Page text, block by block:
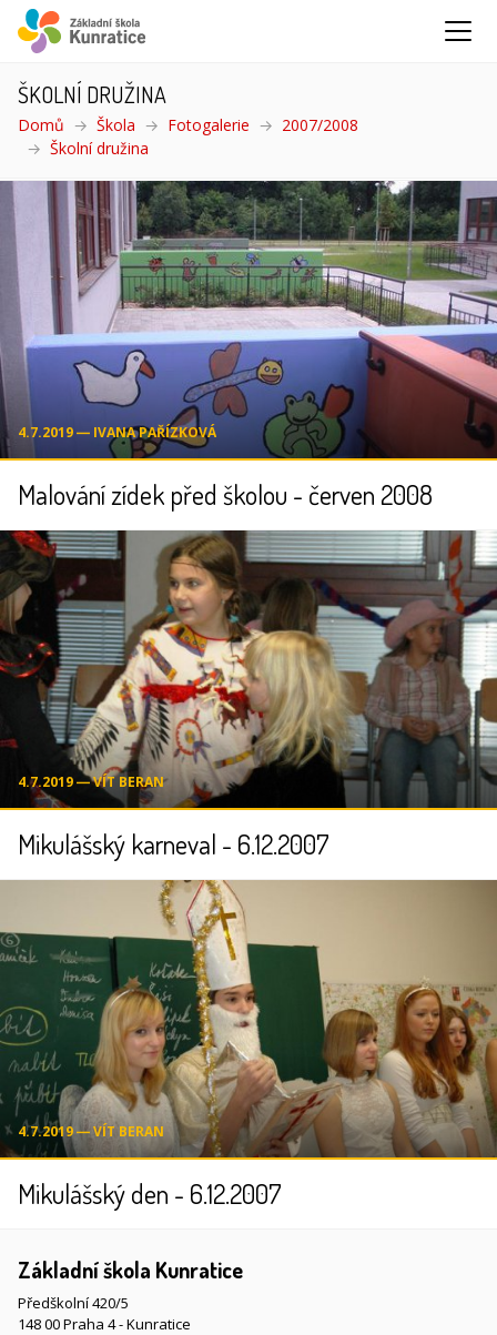
ŠKOLNÍ DRUŽINA
Domů Škola Fotogalerie
2007/2008
Školní družina
4.7.2019 ― IVANA PAŘÍZKOVÁ
Malování zídek před školou - červen 2008
4.7.2019 ― VÍT BERAN
Mikulášský karneval - 6.12.2007
4.7.2019 ― VÍT BERAN
Mikulášský den - 6.12.2007
Základní škola Kunratice
Předškolní 420/5
148 00 Praha 4 - Kunratice